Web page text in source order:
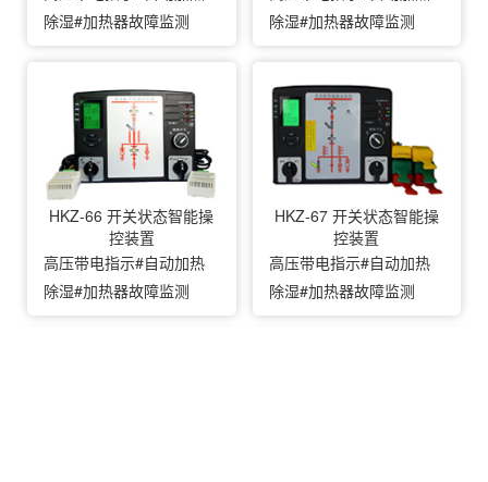
除湿#加热器故障监测
除湿#加热器故障监测
HKZ-66 开关状态智能操
控装置
高压带电指示#自动加热
除湿#加热器故障监测
HKZ-67 开关状态智能操
控装置
高压带电指示#自动加热
除湿#加热器故障监测